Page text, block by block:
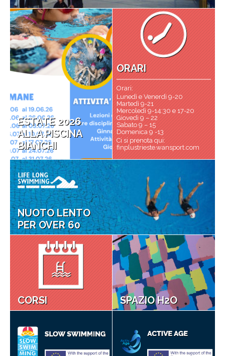
ESTATE 2026
ALLA PISCINA
BIANCHI
ORARI
Orari:
Lunedì e Venerdì 9-20
Martedì 9-21
Mercoledì 9-14:30 e 17-20
Giovedì 9 – 22
Sabato 9 – 15
Domenica 9 -13
Ci si prenota qui:
finplustrieste.wansport.com
NUOTO LENTO
PER OVER 60
CORSI SPAZIO H2O